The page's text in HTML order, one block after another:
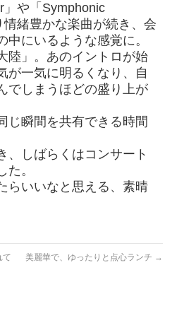
や「Symphonic
緒豊かな楽曲が続き、会
にいるような感覚に。
陸」。あのイントロが始
が一気に明るくなり、自
でしまうほどの盛り上が
じ瞬間を共有できる時間
、しばらくはコンサート
た。
らいいなと思える、素晴
て
美麗華で、ゆったりと点心ランチ →